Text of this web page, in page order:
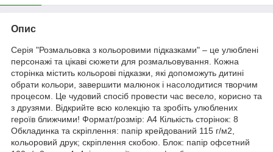
Опис
Серія "Розмальовка з кольоровими підказками" – це улюблені
персонажі та цікаві сюжети для розмальовування. Кожна
сторінка містить кольорові підказки, які допоможуть дитині
обрати кольори, завершити малюнок і насолодитися творчим
процесом. Це чудовий спосіб провести час весело, корисно та
з друзями. Відкрийте всю колекцію та зробіть улюблених
героїв ближчими! Формат/розмір: А4 Кількість сторінок: 8
Обкладинка та скріплення: папір крейдований 115 г/м2,
кольоровий друк; скріплення скобою. Блок: папір офсетний